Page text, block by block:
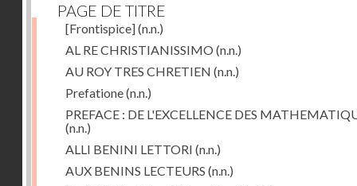
PAGE DE TITRE
[Frontispice](n.n.)
AL RE CHRISTIANISSIMO (n.n.)
AU ROY TRES CHRETIEN (n.n.)
Prefatione(n.n.)
PREFACE : DE L'EXCELLENCE DES
(n.n.)
ALLI BENINI LETTORI (n.n.)
AUX BENINS LECTEURS (n.n.)